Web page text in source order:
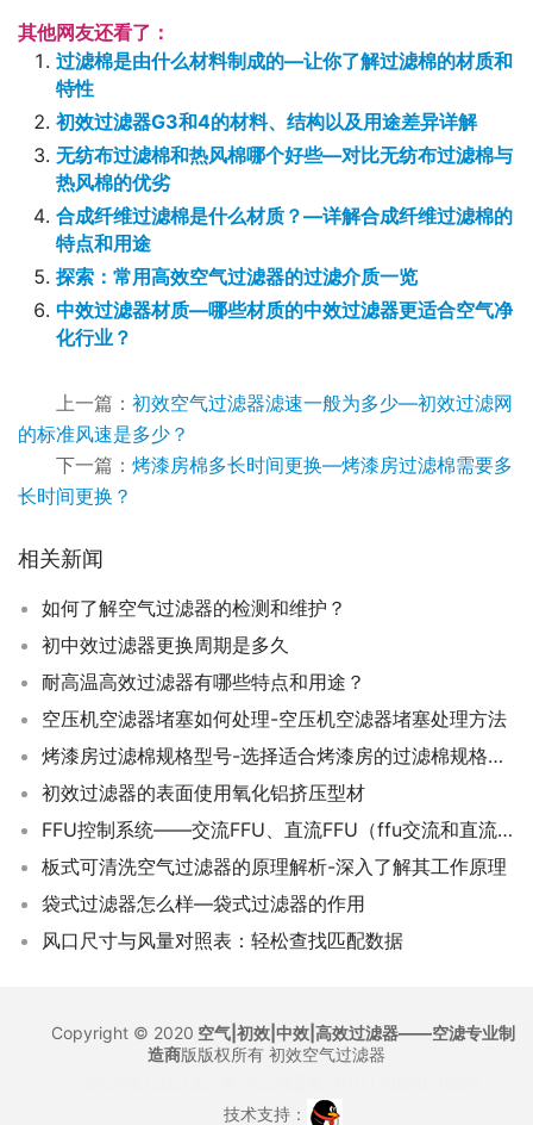
其他网友还看了：
过滤棉是由什么材料制成的—让你了解过滤棉的材质和
特性
初效过滤器G3和4的材料、结构以及用途差异详解
无纺布过滤棉和热风棉哪个好些—对比无纺布过滤棉与
热风棉的优劣
合成纤维过滤棉是什么材质？—详解合成纤维过滤棉的
特点和用途
探索：常用高效空气过滤器的过滤介质一览
中效过滤器材质—哪些材质的中效过滤器更适合空气净
化行业？
上一篇： 初效空气过滤器滤速一般为多少—初效过滤网
的标准风速是多少？
下一篇： 烤漆房棉多长时间更换—烤漆房过滤棉需要多
长时间更换？
相关新闻
如何了解空气过滤器的检测和维护？
初中效过滤器更换周期是多久
耐高温高效过滤器有哪些特点和用途？
空压机空滤器堵塞如何处理-空压机空滤器堵塞处理方法
烤漆房过滤棉规格型号-选择适合烤漆房的过滤棉规格和型号建议
初效过滤器的表面使用氧化铝挤压型材
FFU控制系统——交流FFU、直流FFU（ffu交流和直流对比）
板式可清洗空气过滤器的原理解析-深入了解其工作原理
袋式过滤器怎么样—袋式过滤器的作用
风口尺寸与风量对照表：轻松查找匹配数据
Copyright © 2020 空气|初效|中效|高效过滤器——空滤专业制
造商版版权所有 初效空气过滤器
技术支持：